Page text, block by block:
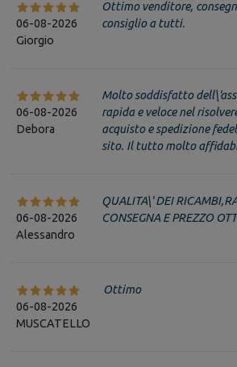
06-08-2026
Giorgio
Ottimo venditore,
consiglio a tutti.
06-08-2026
Debora
Molto soddisfatto
rapida e veloce nel
acquisto e spedizione
sito. Il tutto molto
06-08-2026
Alessandro
QUALITA\' DEI
CONSEGNA E PREZZO
06-08-2026
MUSCATELLO
Ottimo